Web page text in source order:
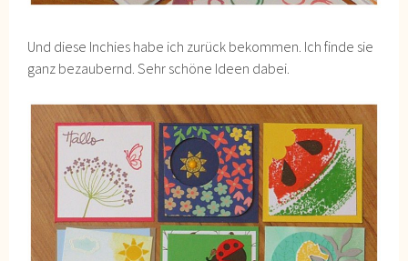
Und diese Inchies habe ich zurück bekommen. Ich finde sie
ganz bezaubernd. Sehr schöne Ideen dabei.